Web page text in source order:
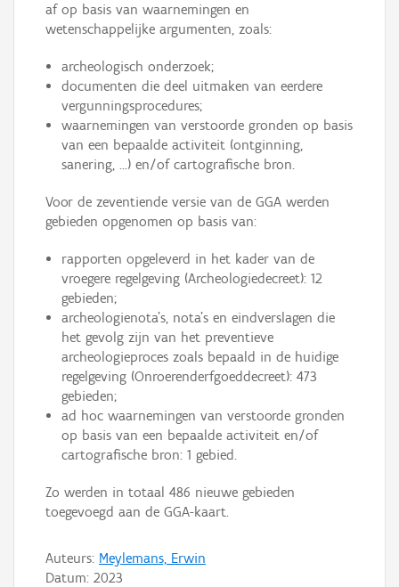
af op basis van waarnemingen en
wetenschappelijke argumenten, zoals:
archeologisch onderzoek;
documenten die deel uitmaken van eerdere
vergunningsprocedures;
waarnemingen van verstoorde gronden op basis
van een bepaalde activiteit (ontginning,
sanering, ...) en/of cartografische bron.
Voor de zeventiende versie van de GGA werden
gebieden opgenomen op basis van:
rapporten opgeleverd in het kader van de
vroegere regelgeving (Archeologiedecreet): 12
gebieden;
archeologienota's, nota's en eindverslagen die
het gevolg zijn van het preventieve
archeologieproces zoals bepaald in de huidige
regelgeving (Onroerenderfgoeddecreet): 473
gebieden;
ad hoc waarnemingen van verstoorde gronden
op basis van een bepaalde activiteit en/of
cartografische bron: 1 gebied.
Zo werden in totaal 486 nieuwe gebieden
toegevoegd aan de GGA-kaart.
Auteurs: Meylemans, Erwin
Datum: 2023